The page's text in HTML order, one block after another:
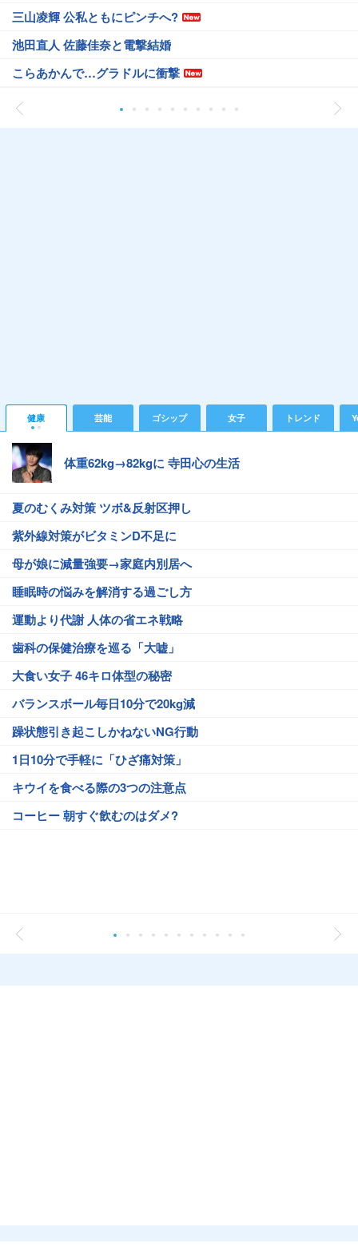
三山凌輝 公私ともにピンチへ?
池田直人 佐藤佳奈と電撃結婚
こらあかんで…グラドルに衝撃
健康 芸能 ゴシップ 女子 トレンド
体重62kg→82kgに 寺田心の生活
夏のむくみ対策 ツボ&反射区押し
紫外線対策がビタミンD不足に
母が娘に減量強要→家庭内別居へ
睡眠時の悩みを解消する過ごし方
運動より代謝 人体の省エネ戦略
歯科の保健治療を巡る「大嘘」
大食い女子 46キロ体型の秘密
バランスボール毎日10分で20kg減
躁状態引き起こしかねないNG行動
1日10分で手軽に「ひざ痛対策」
キウイを食べる際の3つの注意点
コーヒー 朝すぐ飲むのはダメ?